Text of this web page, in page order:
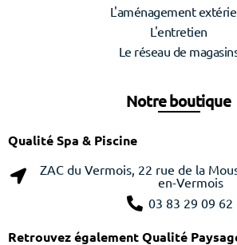
L'aménagement
L'entretien
Le réseau de
Notre boutique
Qualité Spa & Piscine
ZAC du Vermois, 22 rue de la
en-Vermois
03 83 29 09 62
Retrouvez également Qualité